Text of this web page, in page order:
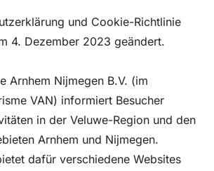
und Cookie-Richtlinie
4. Dezember 2023 geändert.
Arnhem Nijmegen B.V. (im
VAN) informiert Besucher
in der Veluwe-Region und den
Arnhem und Nijmegen.
dafür verschiedene Websites